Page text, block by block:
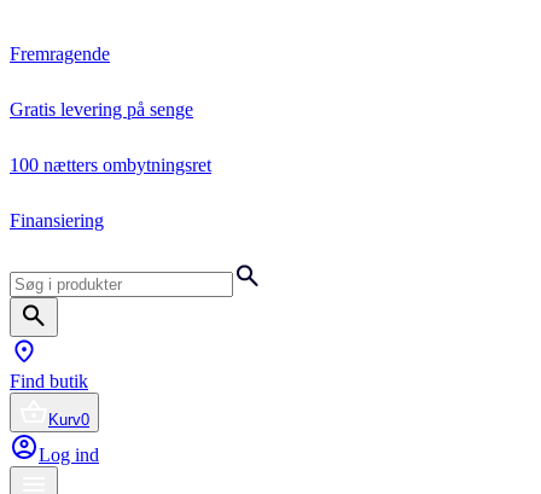
Fremragende
Gratis levering på senge
100 nætters ombytningsret
Finansiering
Find butik
Kurv0
Log ind